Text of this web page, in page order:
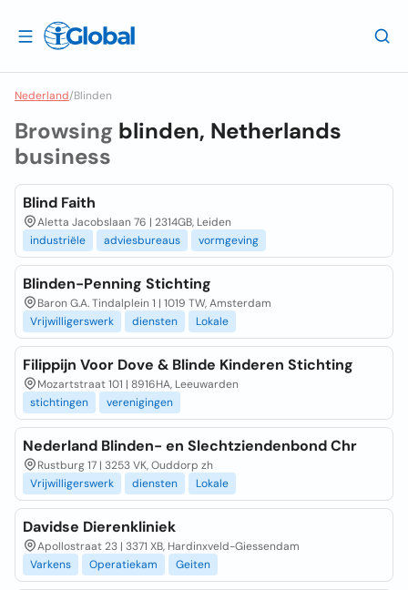
Nederland/Blinden
Browsing blinden, Netherlands
business
Blind Faith
Aletta Jacobslaan 76 | 2314GB, Leiden
industriële
adviesbureaus vormgeving
Blinden-Penning Stichting
Baron G.A. Tindalplein 1 | 1019 TW, Amsterdam
Vrijwilligerswerk
diensten Lokale
Filippijn Voor Dove & Blinde Kinderen Stichting
Mozartstraat 101 | 8916HA, Leeuwarden
stichtingen
verenigingen
Nederland Blinden- en Slechtziendenbond Chr
Rustburg 17 | 3253 VK, Ouddorp zh
Vrijwilligerswerk
diensten Lokale
Davidse Dierenkliniek
Apollostraat 23 | 3371 XB, Hardinxveld-Giessendam
Varkens
Operatiekam Geiten